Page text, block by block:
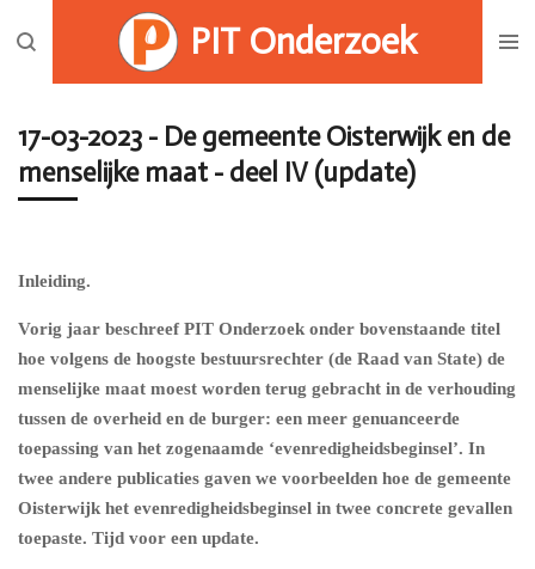
direct
hoofdinhoud
PIT Onderzoek
17-03-2023 - De gemeente Oisterwijk en de
menselijke maat - deel IV (update)
Inleiding.
Vorig jaar beschreef PIT Onderzoek onder bovenstaande titel
hoe volgens de hoogste bestuursrechter (de Raad van State) de
menselijke maat moest worden terug gebracht in de verhouding
tussen de overheid en de burger: een meer genuanceerde
toepassing van het zogenaamde ‘evenredigheidsbeginsel’. In
twee andere publicaties gaven we voorbeelden hoe de gemeente
Oisterwijk het evenredigheidsbeginsel in twee concrete gevallen
toepaste. Tijd voor een update.